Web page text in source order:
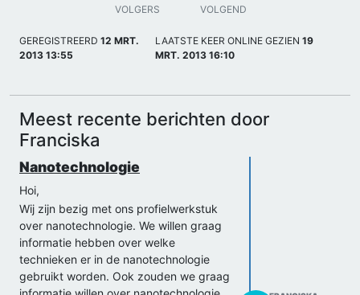
VOLGERS VOLGEND
GEREGISTREERD 12 MRT.
2013 13:55
LAATSTE KEER ONLINE GEZIEN 19
MRT. 2013 16:10
Meest recente berichten door
Franciska
Nanotechnologie
Hoi,
Wij zijn bezig met ons profielwerkstuk
over nanotechnologie. We willen graag
informatie hebben over welke
technieken er in de nanotechnologie
gebruikt worden. Ook zouden we graag